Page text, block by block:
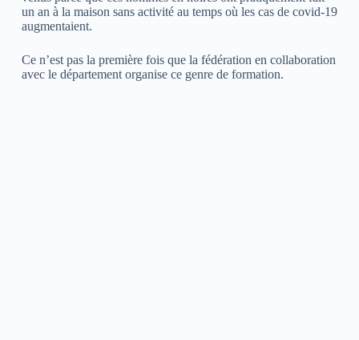
un an à la maison sans activité au temps où les cas de covid-19
augmentaient.
Ce n’est pas la première fois que la fédération en collaboration
avec le département organise ce genre de formation.